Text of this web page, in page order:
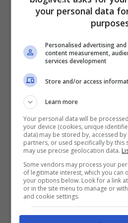
L’influencer Valentina Ferragni
Sempre incantevole e
sensualeValentina
your personal data
Personalised advertising
content measurement,
services development
Store and/or access
Learn more
Your personal data will be
your device (cookies, unique
data) may be stored by, accessed
partners, or used specifically by this
may use precise geolocation data.
Some vendors may process your
of legitimate interest, which you can
your options below. Look for a link
or in the site menu to manage or
and cookie settings.